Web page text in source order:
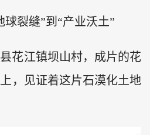
裂缝”到“产业沃土”
花江镇坝山村，成片的花
，见证着这片石漠化土地